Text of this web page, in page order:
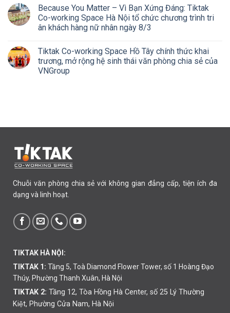
Because You Matter – Vì Bạn Xứng Đáng: Tiktak
Co-working Space Hà Nội tổ chức chương trình tri
ân khách hàng nữ nhân ngày 8/3
Tiktak Co-working Space Hồ Tây chính thức khai
trương, mở rộng hệ sinh thái văn phòng chia sẻ của
VNGroup
Chuỗi văn phòng chia sẻ với không gian đẳng cấp, tiện ích đa
dạng và linh hoạt.
TIKTAK HÀ NỘI:
TIKTAK 1: Tầng 5, Toà Diamond Flower Tower, số 1 Hoàng Đạo
Thúy, Phường Thanh Xuân, Hà Nội
TIKTAK 2: Tầng 12, Tòa Hồng Hà Center, số 25 Lý Thường
Kiệt, Phường Cửa Nam, Hà Nội